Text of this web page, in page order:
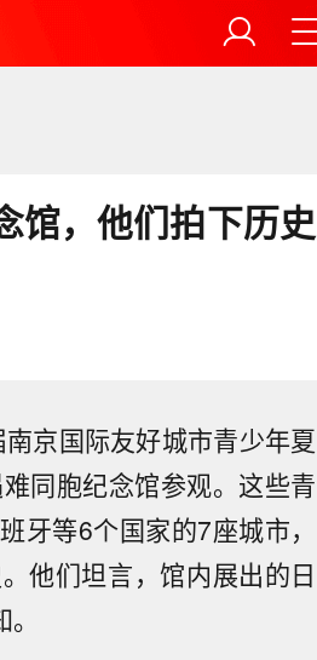
馆，他们拍下历史
京国际友好城市青少年夏
同胞纪念馆参观。这些青
牙等6个国家的7座城市，
他们坦言，馆内展出的日